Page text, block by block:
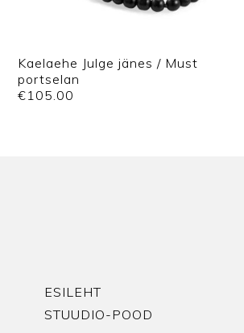
Kaelaehe Julge jänes / Must
portselan
€105.00
ESILEHT
STUUDIO-POOD